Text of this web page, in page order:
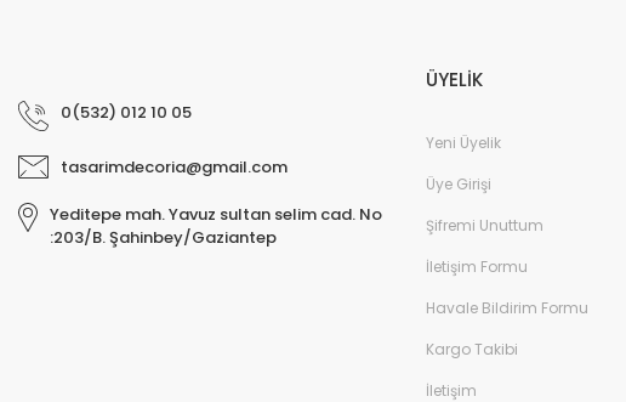
0(532) 012 10 05
tasarimdecoria@gmail.com
Yeditepe mah. Yavuz sultan selim cad. No
:203/B. Şahinbey/Gaziantep
ÜYELİK
Yeni Üyelik
Üye Girişi
Şifremi Unuttum
İletişim Formu
Havale Bildirim Formu
Kargo Takibi
İletişim